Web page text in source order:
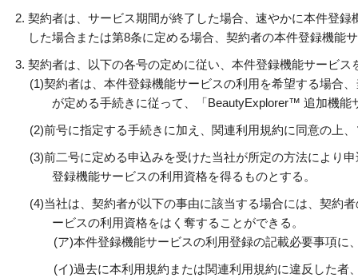
契約者は、サービス期間が終了した場合、速やかに本件登
した場合または第8条に定める場合、契約者の本件登録機能
契約者は、以下の各号の定めに従い、本件登録機能サービス
(1)契約者は、本件登録機能サービスの利用を希望する場合
が定める手続きに従って、「BeautyExplorer™ 追加機能
(2)前号に指定する手続きに加え、関連利用規約に同意の上
(3)前二号に定める申込みを受けた当社が所定の方法により
登録機能サービスの利用資格を得るものとする。
(4)当社は、契約者が以下の事由に該当する場合には、契約
ービスの利用資格をはく奪することができる。
(ア)本件登録機能サービスの利用登録の記載必要事項
(イ)過去に本利用規約または関連利用規約に違反した